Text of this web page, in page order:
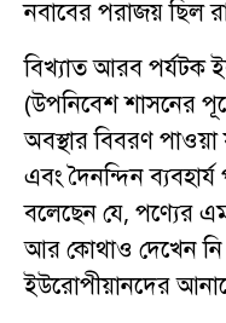
নবাবের পরাজয় ছিল
বিখ্যাত আরব পর্যটক
(উপনিবেশ শাসনের
অবস্থার বিবরণ পাওয়া
এবং দৈনন্দিন
বলেছেন যে, পণ্যের
আর কোথাও দেখেন
ইউরোপীয়ানদের